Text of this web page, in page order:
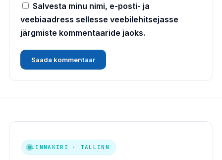
Salvesta minu nimi, e-posti- ja
veebiaadress sellesse veebilehitsejasse
järgmiste kommentaaride jaoks.
LINNAKIRI · TALLINN